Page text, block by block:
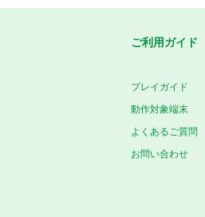
ご利用ガイド
プレイガイド
動作対象端末
よくあるご質問
お問い合わせ